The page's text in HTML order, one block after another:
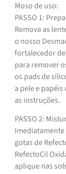
Moso de uso:
PASSO 1:
Remova as
o nosso
fortalecedor de
para remover
os pads de
a pele e
as instruções.
PASSO 2:
gotas de
RefectoCil
aplique nas